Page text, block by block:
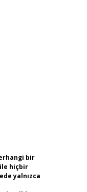
bir
hiçbir
yalnızca